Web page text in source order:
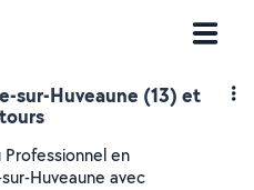
sur-Huveaune (13) et
en
Huveaune avec